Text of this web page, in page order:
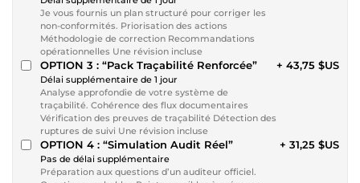
Je vous fournis un plan structuré pour corriger les
non-conformités. Priorisation des actions
Méthodologie de correction Recommandations
opérationnelles Une révision incluse
OPTION 3 : “Pack Traçabilité Renforcée”
Délai supplémentaire de 1 jour
Analyse approfondie de votre système de
traçabilité. Cohérence des flux documentaires
Vérification des preuves de traçabilité Détection des
ruptures de suivi Une révision incluse
+ 43,75 $US
OPTION 4 : “Simulation Audit Réel”
Pas de délai supplémentaire
Préparation aux questions d’un auditeur officiel.
+ 31,25 $US